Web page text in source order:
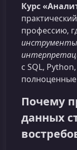
Курс
профессию,
инструменты
с SQL,
Почему
данных